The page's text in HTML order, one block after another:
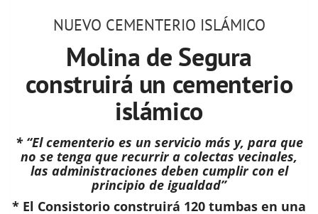
NUEVO CEMENTERIO ISLÁMICO
Molina de Segura
construirá un cementerio
islámico
* “El cementerio es un servicio más y, para que
no se tenga que recurrir a colectas vecinales,
las administraciones deben cumplir con el
principio de igualdad”
* El Consistorio construirá 120 tumbas en una